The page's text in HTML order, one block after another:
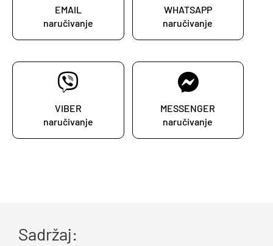
EMAIL
naručivanje
WHATSAPP
naručivanje
VIBER
naručivanje
MESSENGER
naručivanje
Sadržaj: